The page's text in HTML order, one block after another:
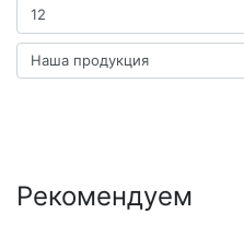
Рекомендуем